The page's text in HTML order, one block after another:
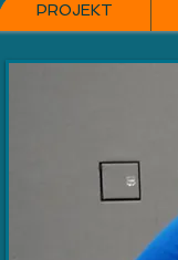
PROJEKT